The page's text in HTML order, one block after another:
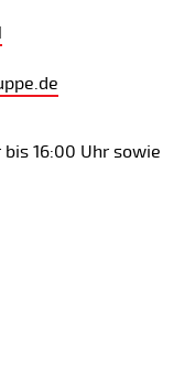
16:00 Uhr sowie